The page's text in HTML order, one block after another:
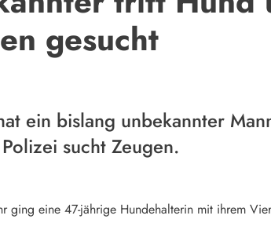
gesucht
ein bislang unbekannter
sucht Zeugen.
eine 47-jährige Hundehalterin mit ihrem